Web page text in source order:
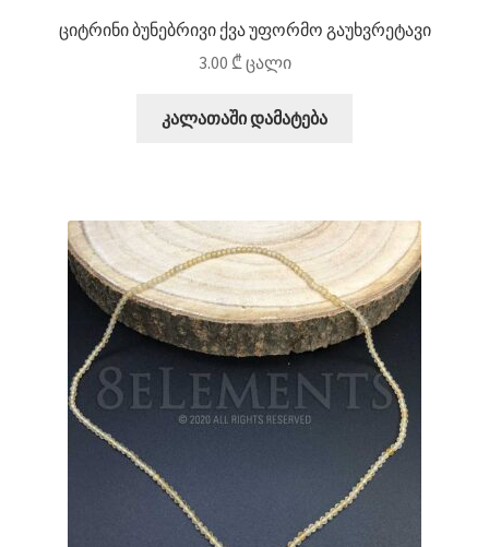
ციტრინი ბუნებრივი ქვა უფორმო გაუხვრეტავი
3.00 ₾ცალი
კალათაში დამატება